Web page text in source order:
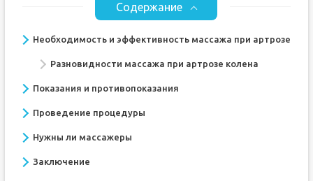
Содержание
Необходимость и эффективность массажа при артрозе
Разновидности массажа при артрозе колена
Показания и противопоказания
Проведение процедуры
Нужны ли массажеры
Заключение